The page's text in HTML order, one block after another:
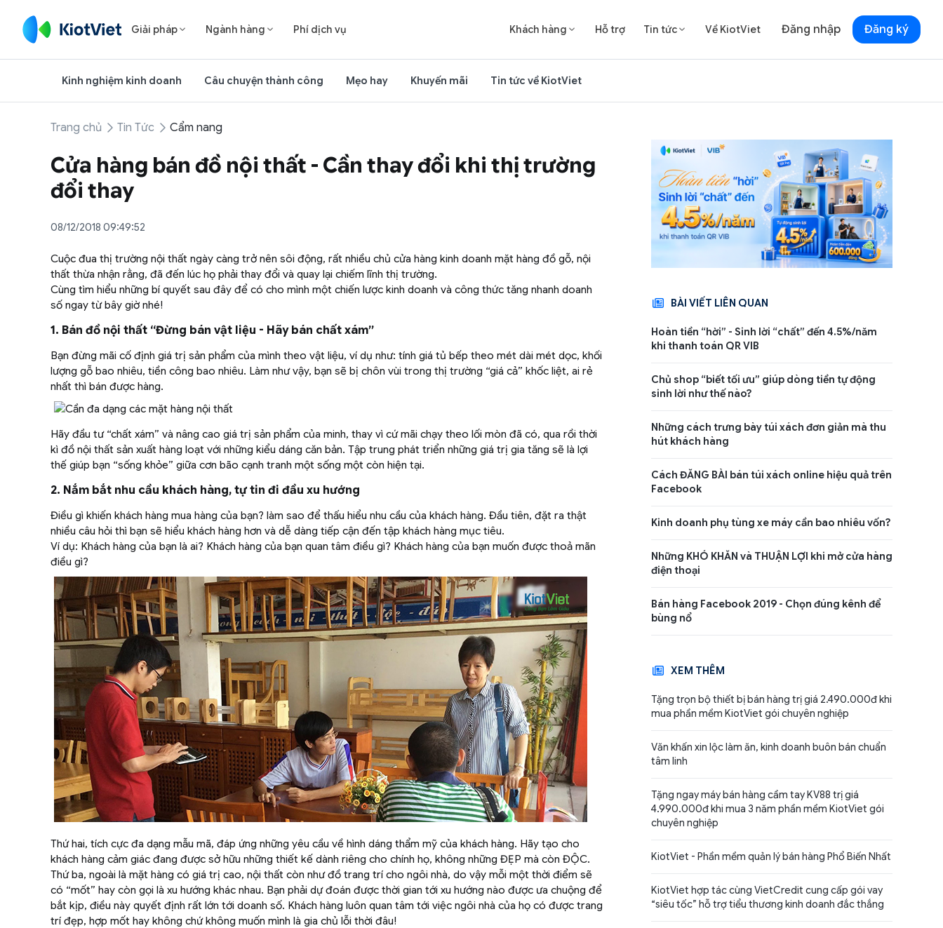
Giải pháp  Ngành hàng  Phí dịch vụ Khách hàng  Hỗ trợ Tin tức  Về KiotViet Đăng nhập Đăng ký
Kinh nghiệm kinh doanh Câu chuyện thành công Mẹo hay Khuyến mãi Tin tức về KiotViet
Trang chủ Tin Tức Cẩm nang
Cửa hàng bán đồ nội thất - Cần thay đổi khi thị trường
đổi thay
08/12/2018 09:49:52
Cuộc đua thị trường nội thất ngày càng trở nên sôi động, rất nhiều chủ cửa hàng kinh doanh mặt hàng đồ gỗ, nội
thất thừa nhận rằng, đã đến lúc họ phải thay đổi và quay lại chiếm lĩnh thị trường.
Cùng tìm hiểu những bí quyết sau đây để có cho mình một chiến lược kinh doanh và công thức tăng nhanh doanh
số ngay từ bây giờ nhé!
1. Bán đồ nội thất “Đừng bán vật liệu - Hãy bán chất xám”
Bạn đừng mãi cố định giá trị sản phẩm của mình theo vật liệu, ví dụ như: tính giá tủ bếp theo mét dài mét dọc, khối
lượng gỗ bao nhiêu, tiền công bao nhiêu. Làm như vậy, bạn sẽ bị chôn vùi trong thị trường “giá cả” khốc liệt, ai rẻ
nhất thì bán được hàng.
Hãy đầu tư “chất xám” và nâng cao giá trị sản phẩm của minh, thay vì cứ mãi chạy theo lối mòn đã có, qua rồi thời
kì đồ nội thất sản xuất hàng loạt với những kiểu dáng căn bản. Tập trung phát triển những giá trị gia tăng sẽ là lợi
thế giúp bạn “sống khỏe” giữa cơn bão cạnh tranh một sống một còn hiện tại.
2. Nắm bắt nhu cầu khách hàng, tự tin đi đầu xu hướng
Điều gì khiến khách hàng mua hàng của bạn? làm sao để thấu hiểu nhu cầu của khách hàng. Đầu tiên, đặt ra thật
nhiều câu hỏi thì bạn sẽ hiểu khách hàng hơn và dễ dàng tiếp cận đến tập khách hàng mục tiêu.
Ví dụ: Khách hàng của bạn là ai? Khách hàng của bạn quan tâm điều gì? Khách hàng của bạn muốn được thoả mãn
điều gì?
Thứ hai, tích cực đa dạng mẫu mã, đáp ứng những yêu cầu về hình dáng thẩm mỹ của khách hàng. Hãy tạo cho
khách hàng cảm giác đang được sở hữu những thiết kế dành riêng cho chính họ, không những ĐẸP mà còn ĐỘC.
Thứ ba, ngoài là mặt hàng có giá trị cao, nội thất còn như đồ trang trí cho ngôi nhà, do vậy mỗi một thời điểm sẽ
có “mốt” hay còn gọi là xu hướng khác nhau. Bạn phải dự đoán được thời gian tới xu hướng nào được ưa chuộng để
bắt kịp, điều này quyết định rất lớn tới doanh số. Khách hàng luôn quan tâm tới việc ngôi nhà của họ có được trang
trí đẹp, hợp mốt hay không chứ không muốn mình là gia chủ lỗi thời đâu!
BÀI VIẾT LIÊN QUAN
Hoàn tiền “hời” - Sinh lời “chất” đến 4.5%/năm
khi thanh toán QR VIB
Chủ shop “biết tối ưu” giúp dòng tiền tự động
sinh lời như thế nào?
Những cách trưng bày túi xách đơn giản mà thu
hút khách hàng
Cách ĐĂNG BÀI bán túi xách online hiệu quả trên
Facebook
Kinh doanh phụ tùng xe máy cần bao nhiêu vốn?
Những KHÓ KHĂN và THUẬN LỢI khi mở cửa hàng
điện thoại
Bán hàng Facebook 2019 - Chọn đúng kênh để
bùng nổ
XEM THÊM
Tặng trọn bộ thiết bị bán hàng trị giá 2.490.000đ khi
mua phần mềm KiotViet gói chuyên nghiệp
Văn khấn xin lộc làm ăn, kinh doanh buôn bán chuẩn
tâm linh
Tặng ngay máy bán hàng cầm tay KV88 trị giá
4.990.000đ khi mua 3 năm phần mềm KiotViet gói
chuyên nghiệp
KiotViet - Phần mềm quản lý bán hàng Phổ Biến Nhất
KiotViet hợp tác cùng VietCredit cung cấp gói vay
“siêu tốc” hỗ trợ tiểu thương kinh doanh đắc thắng